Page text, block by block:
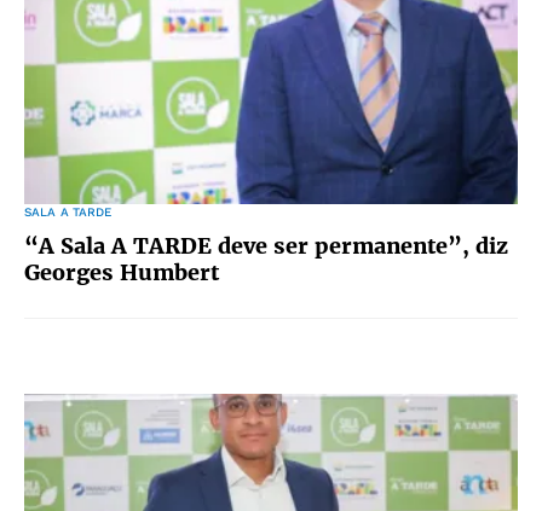
SALA A TARDE
“A Sala A TARDE deve ser permanente”, diz
Georges Humbert